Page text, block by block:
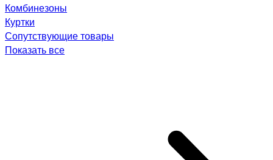
Комбинезоны
Куртки
Сопутствующие товары
Показать все